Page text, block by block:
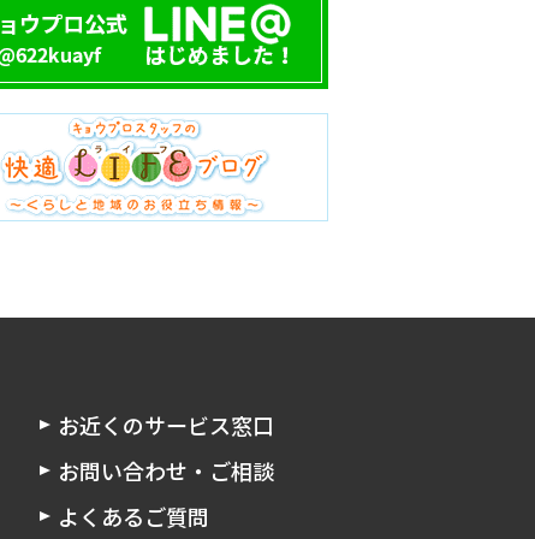
お近くのサービス窓口
お問い合わせ・ご相談
よくあるご質問